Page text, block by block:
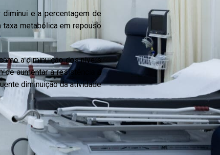
e a percentagem de
taxa metabólica em repouso
a diminuição dos níveis
de aumentar a resistência à
diminuição da atividade